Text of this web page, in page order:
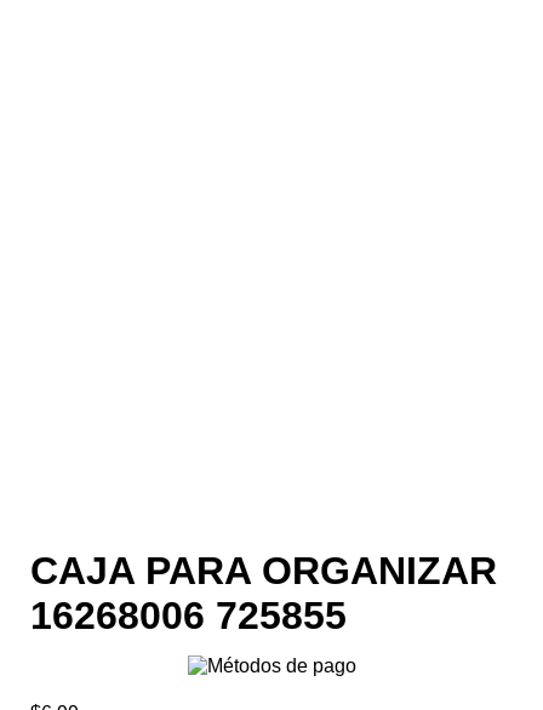
CAJA PARA ORGANIZAR
16268006 725855